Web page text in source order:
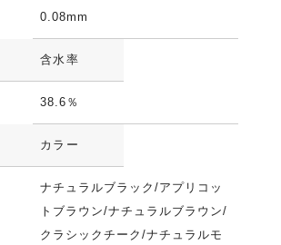
0.08mm
含水率
38.6％
カラー
ナチュラルブラック/アプリコッ
トブラウン/ナチュラルブラウン/
クラシックチーク/ナチュラルモ